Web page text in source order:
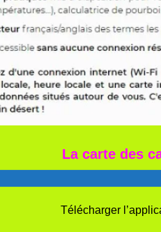
La carte des
Télécharger